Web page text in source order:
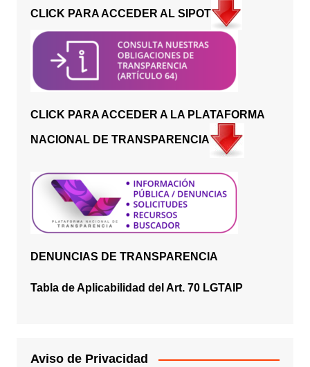
CLICK PARA ACCEDER AL SIPOT
CLICK PARA ACCEDER A LA PLATAFORMA
NACIONAL DE TRANSPARENCIA
DENUNCIAS DE TRANSPARENCIA
Tabla de Aplicabilidad del Art. 70 LGTAIP
Aviso de Privacidad